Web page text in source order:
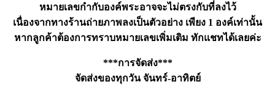
หมายเลขกำกับองค์พระอาจจะไม่ตรงกับที่ลงไว้
เนื่องจากทางร้านถ่ายภาพลงเป็นตัวอย่าง เพียง 1 องค์เท่านั้น
หากลูกค้าต้องการทราบหมายเลขเพิ่มเติม ทักแชทได้เลยค่ะ
***การจัดส่ง***
จัดส่งของทุกวัน จันทร์-อาทิตย์